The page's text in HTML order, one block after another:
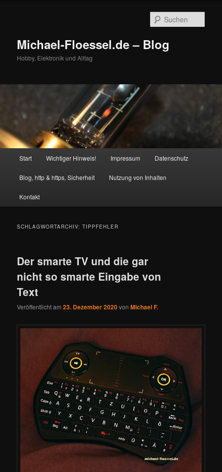
Michael-Floessel.de – Blog
Hobby, Elektronik und Alltag
Start Wichtiger Hinweis! Impressum Datenschutz
Blog, http & https, Sicherheit Nutzung von Inhalten
Kontakt
SCHLAGWORTARCHIV:TIPPFEHLER
Der smarte TV und die gar
nicht so smarte Eingabe von
Text
Veröffentlicht am23. Dezember 2020vonMichael F.